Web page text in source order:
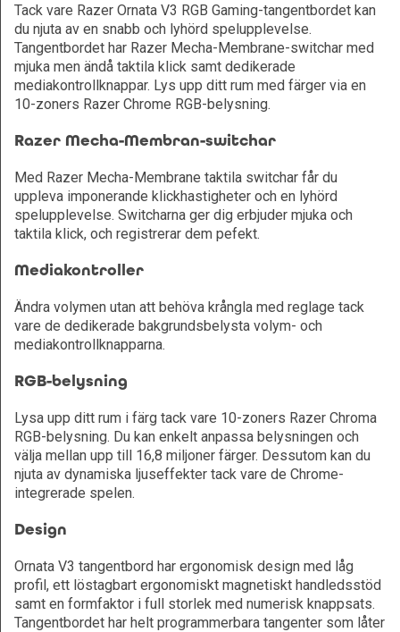
Tack vare Razer Ornata V3 RGB Gaming-tangentbordet kan
du njuta av en snabb och lyhörd spelupplevelse.
Tangentbordet har Razer Mecha-Membrane-switchar med
mjuka men ändå taktila klick samt dedikerade
mediakontrollknappar. Lys upp ditt rum med färger via en
10-zoners Razer Chrome RGB-belysning.
Razer Mecha-Membran-switchar
Med Razer Mecha-Membrane taktila switchar får du
uppleva imponerande klickhastigheter och en lyhörd
spelupplevelse. Switcharna ger dig erbjuder mjuka och
taktila klick, och registrerar dem pefekt.
Mediakontroller
Ändra volymen utan att behöva krångla med reglage tack
vare de dedikerade bakgrundsbelysta volym- och
mediakontrollknapparna.
RGB-belysning
Lysa upp ditt rum i färg tack vare 10-zoners Razer Chroma
RGB-belysning. Du kan enkelt anpassa belysningen och
välja mellan upp till 16,8 miljoner färger. Dessutom kan du
njuta av dynamiska ljuseffekter tack vare de Chrome-
integrerade spelen.
Design
Ornata V3 tangentbord har ergonomisk design med låg
profil, ett löstagbart ergonomiskt magnetiskt handledsstöd
samt en formfaktor i full storlek med numerisk knappsats.
Tangentbordet har helt programmerbara tangenter som låter